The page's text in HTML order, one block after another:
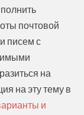
почтовой
писем с
на
на эту тему в
и